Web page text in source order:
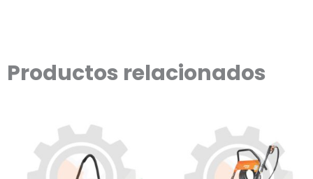
Productos relacionados